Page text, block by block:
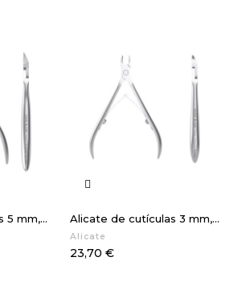
5 mm,... Alicate de cutículas 3 mm,...
Alicate
Preço
23,70 €